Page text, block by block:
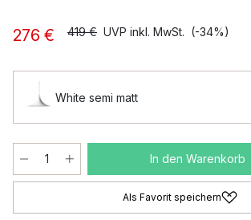
276 € 419 € UVP inkl. MwSt. (-34%)
White semi matt
In den Warenkorb
Als Favorit speichern